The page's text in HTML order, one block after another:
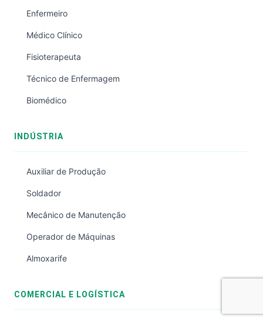
Enfermeiro
Médico Clínico
Fisioterapeuta
Técnico de Enfermagem
Biomédico
INDÚSTRIA
Auxiliar de Produção
Soldador
Mecânico de Manutenção
Operador de Máquinas
Almoxarife
COMERCIAL E LOGÍSTICA